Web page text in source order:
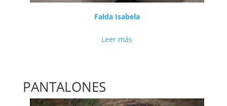
Falda Isabela
Leer más
PANTALONES